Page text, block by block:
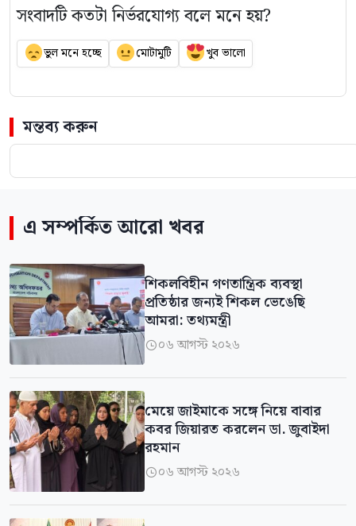
সংবাদটি কতটা নির্ভরযোগ্য বলে মনে হয়?
ভুল মনে হচ্ছে মোটামুটি খুব ভালো
মন্তব্য করুন
এ সম্পর্কিত আরো খবর
শিকলবিহীন গণতান্ত্রিক ব্যবস্থা
প্রতিষ্ঠার জন্যই শিকল ভেঙেছি
আমরা: তথ্যমন্ত্রী
০৬ আগস্ট ২০২৬
মেয়ে জাইমাকে সঙ্গে নিয়ে বাবার
কবর জিয়ারত করলেন ডা. জুবাইদা
রহমান
০৬ আগস্ট ২০২৬